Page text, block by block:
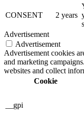
CONSENT 2 years
Advertisement
Advertisement
Advertisement cookies
and marketing
websites and collect
Cookie
__gpi